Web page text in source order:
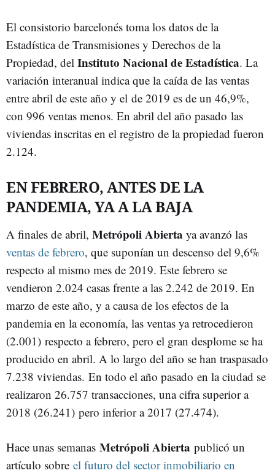
El consistorio barcelonés toma los datos de la
Estadística de Transmisiones y Derechos de la
Propiedad, del Instituto Nacional de Estadística. La
variación interanual indica que la caída de las ventas
entre abril de este año y el de 2019 es de un 46,9%,
con 996 ventas menos. En abril del año pasado las
viviendas inscritas en el registro de la propiedad fueron
2.124.
EN FEBRERO, ANTES DE LA
PANDEMIA, YA A LA BAJA
A finales de abril, Metrópoli Abierta ya avanzó las
ventas de febrero, que suponían un descenso del 9,6%
respecto al mismo mes de 2019. Este febrero se
vendieron 2.024 casas frente a las 2.242 de 2019. En
marzo de este año, y a causa de los efectos de la
pandemia en la economía, las ventas ya retrocedieron
(2.001) respecto a febrero, pero el gran desplome se ha
producido en abril. A lo largo del año se han traspasado
7.238 viviendas. En todo el año pasado en la ciudad se
realizaron 26.757 transacciones, una cifra superior a
2018 (26.241) pero inferior a 2017 (27.474).
Hace unas semanas Metrópoli Abierta publicó un
artículo sobre el futuro del sector inmobiliario en